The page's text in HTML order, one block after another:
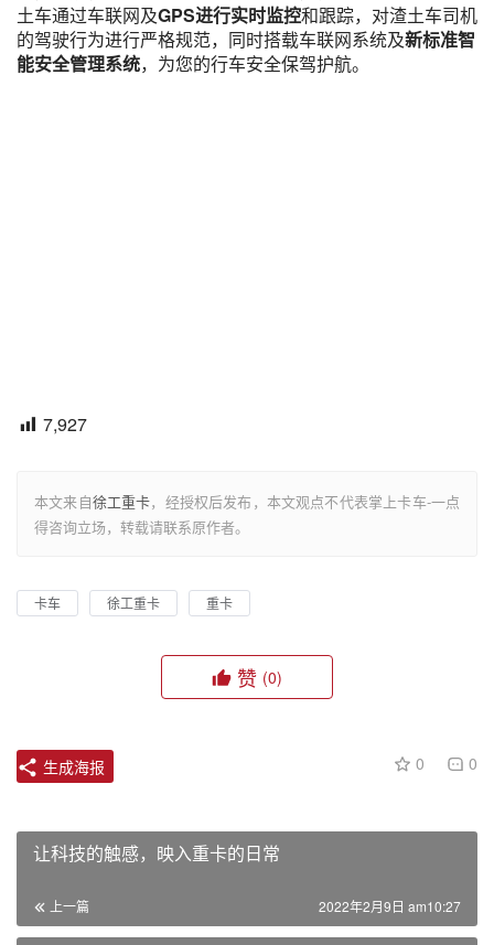
土车通过车联网及GPS进行实时监控和跟踪，对渣土车司机
的驾驶行为进行严格规范，同时搭载车联网系统及新标准智
能安全管理系统，为您的行车安全保驾护航。
7,927
本文来自徐工重卡，经授权后发布，本文观点不代表掌上卡车-一点
得咨询立场，转载请联系原作者。
卡车 徐工重卡 重卡
赞 (0)
0 0
生成海报
让科技的触感，映入重卡的日常
上一篇 2022年2月9日 am10:27